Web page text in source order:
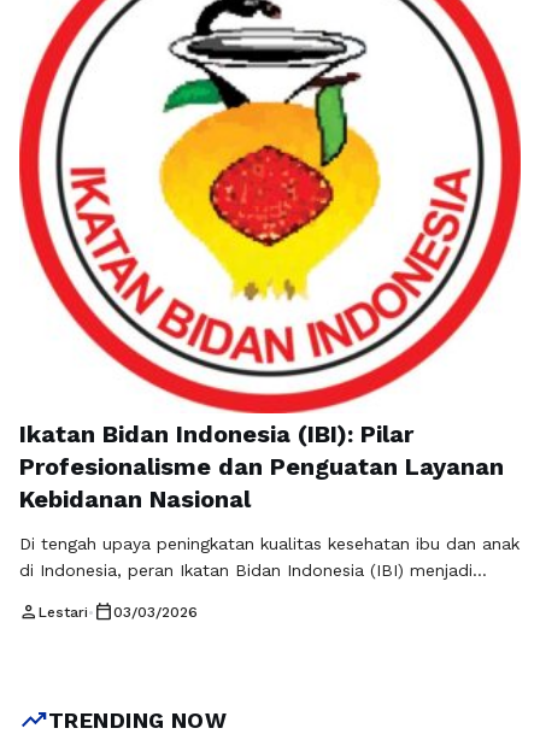
Ikatan Bidan Indonesia (IBI): Pilar
Profesionalisme dan Penguatan Layanan
Kebidanan Nasional
Di tengah upaya peningkatan kualitas kesehatan ibu dan anak
di Indonesia, peran Ikatan Bidan Indonesia (IBI) menjadi
para bidan di seluruh Indonesia, IBI bukan sekadar wadah
turut memperkuat sistem kesehatan …
person Lestari• calendar_today03/03/2026
trending_upTRENDING NOW